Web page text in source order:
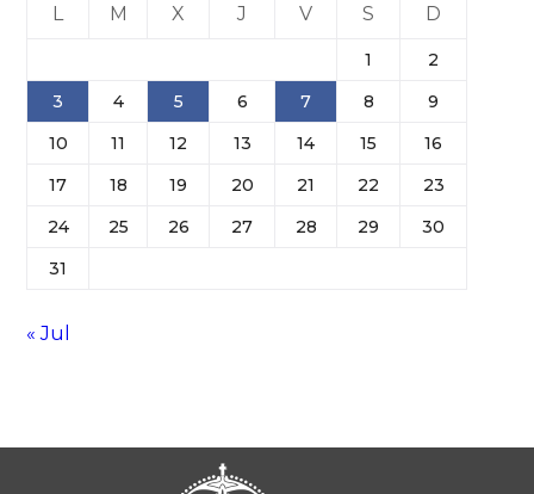
L M X J V S D
1
2
3
4 5 6 7 8
9
10
11 12 13 14 15
16
17
18 19 20 21 22
23
24
25 26 27 28 29
30
31
« Jul